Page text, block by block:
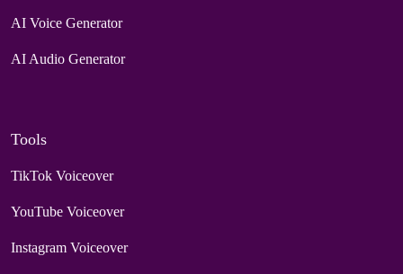
AI Voice Generator
AI Audio Generator
Tools
TikTok Voiceover
YouTube Voiceover
Instagram Voiceover